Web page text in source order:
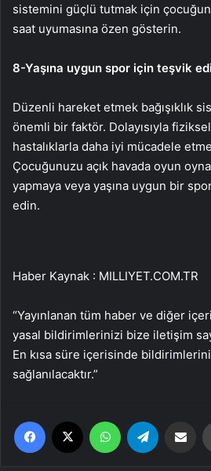
sistemini güçlü tutmak için
saat uyumasına özen gösterin.
8-Yaşına uygun spor için teşvik
Düzenli hareket etmek bağışıklık
önemli bir faktör. Dolayısıyla
hastalıklarla daha iyi mücadele
Çocuğunuzu açık havada oyun
yapmaya veya yaşına uygun bir
edin.
Haber Kaynak : MILLIYET.COM.TR
“Yayınlanan tüm haber ve diğer
yasal bildirimlerinizi bize iletişim
En kısa süre içerisinde
sağlanılacaktır.”
Facebook WhatsApp